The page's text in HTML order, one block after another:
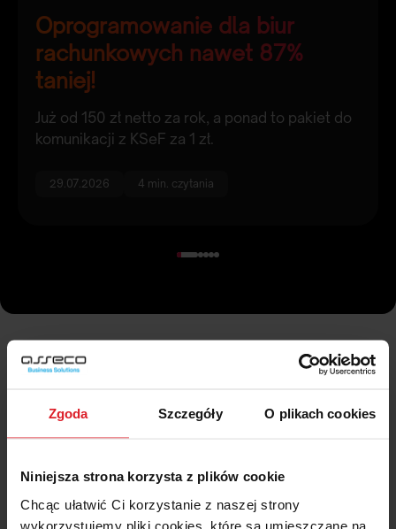
Zgoda Szczegóły O plikach cookies
Niniejsza strona korzysta z plików cookie
Chcąc ułatwić Ci korzystanie z naszej strony
wykorzystujemy pliki cookies, które są umieszczane na
Oprogramowanie dla biur
rachunkowych nawet 87%
taniej!
Już od 150 zł netto za rok, a ponad to pakiet do
komunikacji z KSeF za 1 zł.
29.07.2026 4 min. czytania
Korzystasz z Wapro ERP?
Bądź zawsze na bieżąco
Zapisz się na newsletter